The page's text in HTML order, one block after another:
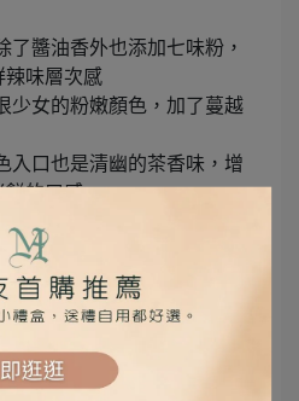
了醬油香外也添加七味粉，
辣味層次感
少女的粉嫩顏色，加了蔓越
入口也是清幽的茶香味，增
餅的口感
地職人手作，清爽無負擔
的新創組合
合當送禮首選
楓露營特地帶上「暮朝食